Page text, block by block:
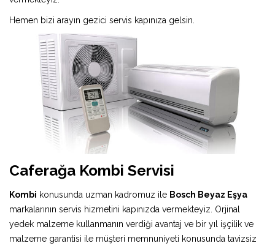
Hemen bizi arayın gezici servis kapınıza gelsin.
Caferağa Kombi Servisi
Kombi konusunda uzman kadromuz ile Bosch Beyaz Eşya
markalarının servis hizmetini kapınızda vermekteyiz. Orjinal
yedek malzeme kullanmanın verdiği avantaj ve bir yıl işçilik ve
malzeme garantisi ile müşteri memnuniyeti konusunda tavizsiz